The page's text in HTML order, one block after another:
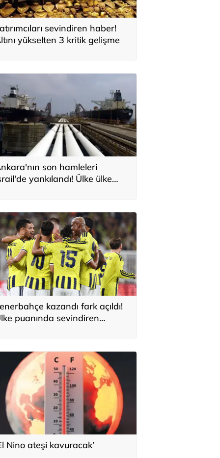
sevindiren haber!
yükselten 3 kritik gelişme
son hamleleri
yankılandı! Ülke ülke
kazandı fark açıldı!
puanında sevindiren
Nino ateşi kavuracak’